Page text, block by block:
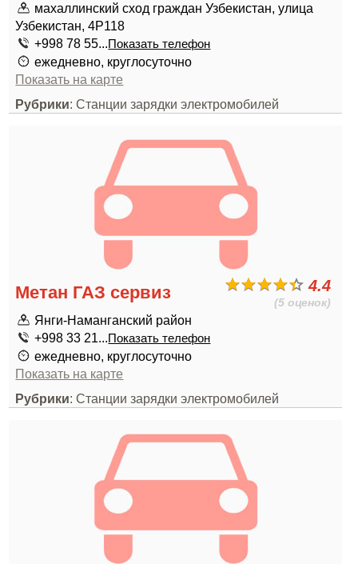
махаллинский сход граждан Узбекистан, улица
Узбекистан, 4Р118
+998 78 55...Показать телефон
ежедневно, круглосуточно
Показать на карте
Рубрики: Станции зарядки электромобилей
4.4
(5 оценок)
Метан ГАЗ сервиз
Янги-Наманганский район
+998 33 21...Показать телефон
ежедневно, круглосуточно
Показать на карте
Рубрики: Станции зарядки электромобилей